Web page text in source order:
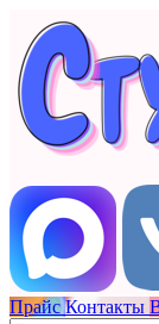
Прайс Контакты